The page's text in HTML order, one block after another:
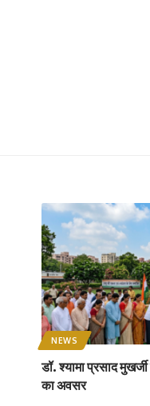
NEWS
डॉ. श्यामा प्रसाद
का अवसर